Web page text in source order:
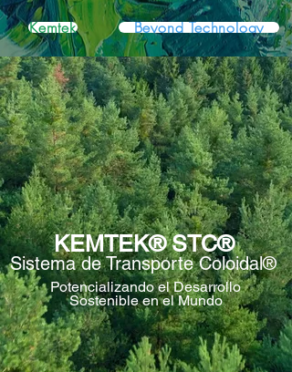
Kemtek Beyond Technology
KEMTEK® STC®
Sistema de Transporte Coloidal®
Potencializando el Desarrollo
Sostenible en el Mundo